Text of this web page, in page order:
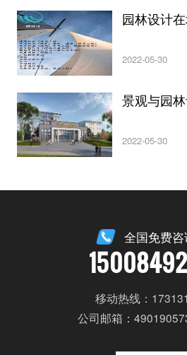
园林设计
2022-05-30
景观与园
2022-05-30
全国免费
移动热线：
公司邮箱：